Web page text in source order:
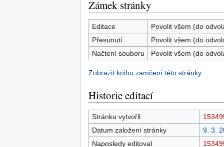
Zámek stránky
Editace
Povolit všem (do
Přesunutí
Povolit všem (do
Načtení souboru
Povolit všem (do
Zobrazit knihu zamčení této stránky.
Historie editací
Stránku vytvořil
Datum založení stránky
9. 3.
Naposledy editoval